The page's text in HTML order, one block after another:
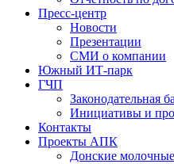
Пресс-центр
Новости
Презентации
СМИ о компании
Южный ИТ-парк
ГЧП
Законодательная
Инициативы и
Контакты
Проекты АПК
Донские